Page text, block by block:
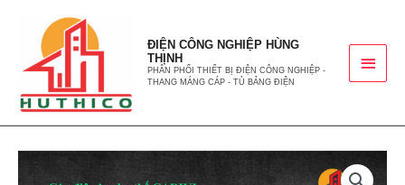
ĐIỆN CÔNG NGHIỆP HÙNG
THỊNH
PHÂN PHỐI THIẾT BỊ ĐIỆN CÔNG NGHIỆP -
THANG MÁNG CÁP - TỦ BẢNG ĐIỆN